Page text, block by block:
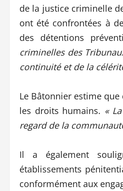
de la justice criminelle
ont été confrontées à
des détentions
criminelles des
continuité et de la
Le Bâtonnier estime
les droits humains. «
regard de la
Il a également
établissements
conformément aux